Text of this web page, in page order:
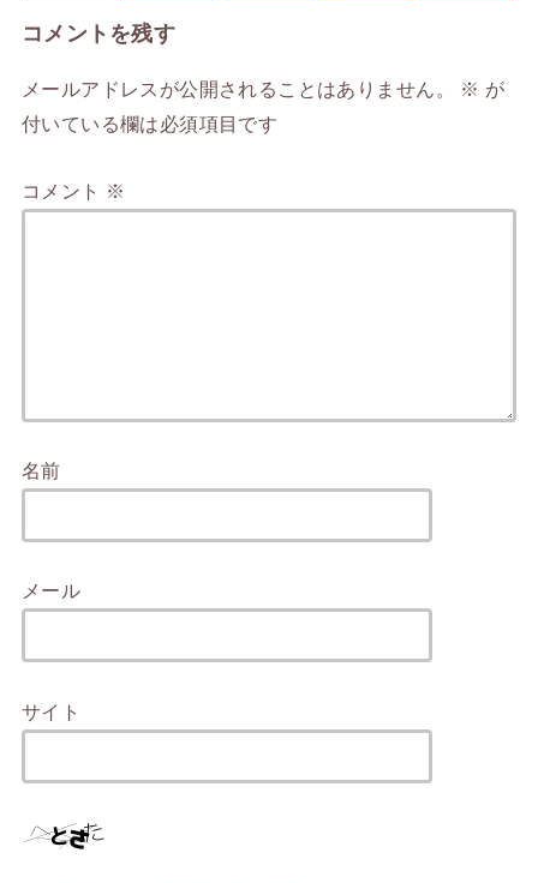
コメントを残す
メールアドレスが公開されることはありません。 ※ が
付いている欄は必須項目です
コメント ※
名前
メール
サイト